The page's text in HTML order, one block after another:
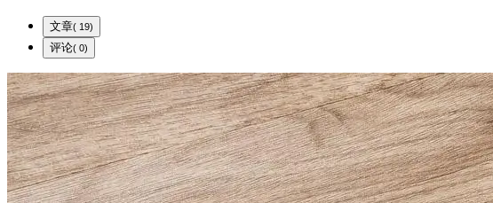
文章 ( 19)
评论 ( 0)